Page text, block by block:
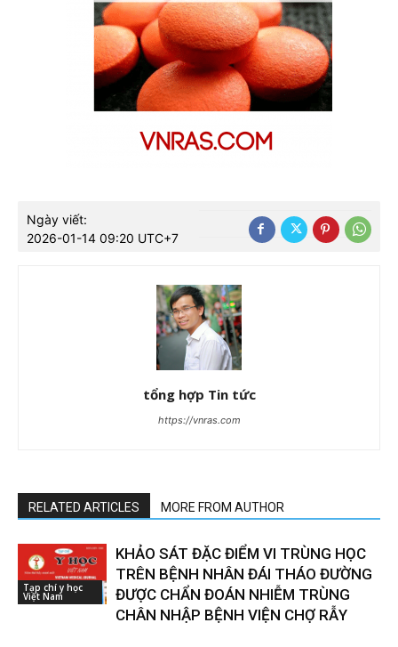
Ngày viết:
2026-01-14 09:20 UTC+7
tổng hợp Tin tức
https://vnras.com
RELATED ARTICLES MORE FROM AUTHOR
Tạp chí y học
Việt Nam
KHẢO SÁT ĐẶC ĐIỂM VI TRÙNG HỌC
TRÊN BỆNH NHÂN ĐÁI THÁO ĐƯỜNG
ĐƯỢC CHẨN ĐOÁN NHIỄM TRÙNG
CHÂN NHẬP BỆNH VIỆN CHỢ RẪY